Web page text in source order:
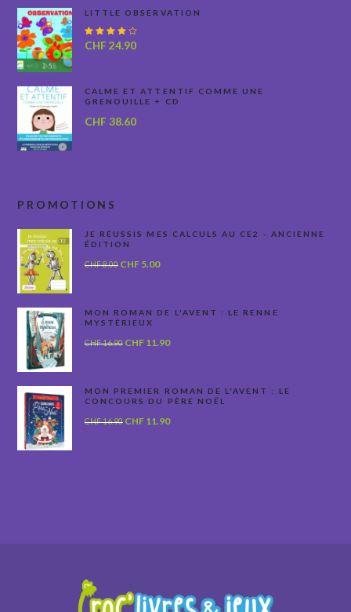
LITTLE OBSERVATION
Note
CHF 24.90
CALME ET ATTENTIF COMME UNE
GRENOUILLE + CD
CHF 38.60
PROMOTIONS
JE RÉUSSIS MES CALCULS AU CE2 - ANCIENNE
ÉDITION
CHF8.00 Le
était :
CHF 8.00.
CHF5.00Le
est :
MON ROMAN DE L'AVENT : LE RENNE
MYSTÉRIEUX
CHF16.90 Le
était :
CHF 16.90.
CHF11.90Le
est :
CHF 11.90.
MON PREMIER ROMAN DE L'AVENT : LE
CONCOURS DU PÈRE NOËL
CHF16.90 Le
CHF11.90Le